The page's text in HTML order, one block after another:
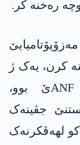
رەخنە کر.
کرن، یەک ژ
وان پرسان ل سەر نووچەیا ANFێ بوو،
جڤینەک
لھەڤکرنەک